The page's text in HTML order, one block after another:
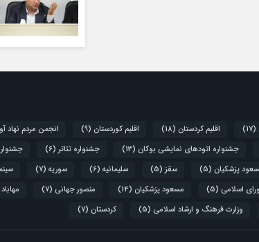
(17) اقلیم کردستان (18) اقلیم کوردستان (9) انجمن مردم نهاد
جشنواره اتودهای نمایشی بوکان (13) جشنواره تئاتر (6)
پزشکیان (5) سقز (5) سلیمانیه (6) سوریه (7)
اسلامی (5) مسعود پزشکیان (14) منصور جهانی (7) مهاباد
وزارت فرهنگ و ارشاد اسلامی (5) کردستان (7)